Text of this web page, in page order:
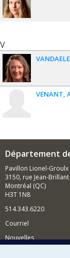
V
VANDAELE
VENANT
Département
Pavillon Lionel-Groulx
3150, rue Jean-Brillant
Montréal (QC)
H3T 1N8
514.343.6220
Courriel
Nouvelles